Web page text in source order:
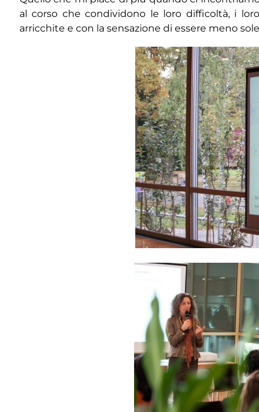
al corso che condividono le loro difficoltà, i
arricchite e con la sensazione di essere meno